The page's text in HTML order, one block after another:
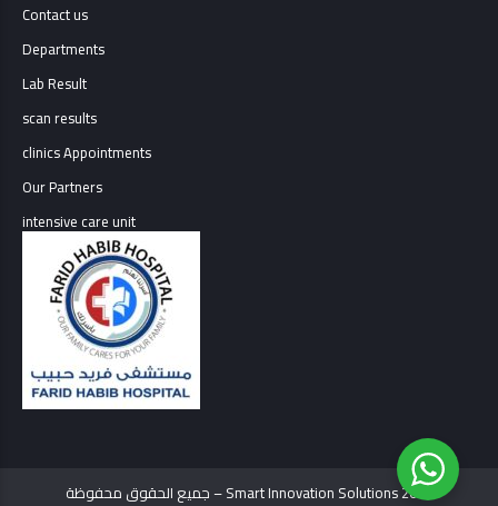
Contact us
Departments
Lab Result
scan results
clinics Appointments
Our Partners
intensive care unit
جميع الحقوق محفوظة – Smart Innovation Solutions 2022